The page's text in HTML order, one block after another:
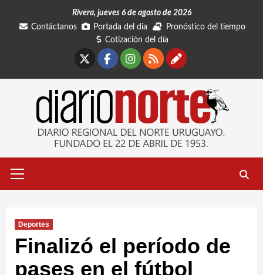
Rivera, jueves 6 de agosto de 2026
Contáctanos
Portada del día
Pronóstico del tiempo
Cotización del día
Facebook
Instagram
RSSContáctanos
primario
Deportes
Finalizó el período de
pases en el fútbol